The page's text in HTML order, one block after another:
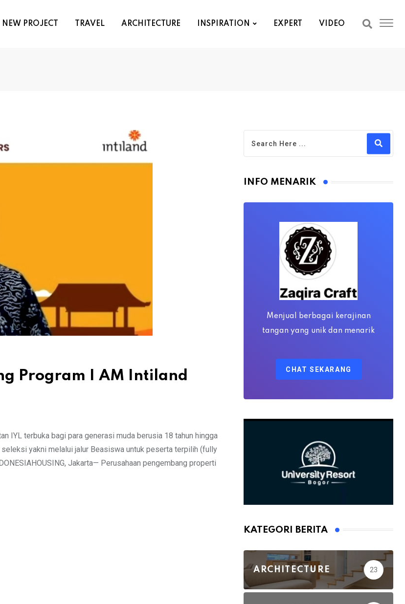
NEW PROJECT TRAVEL ARCHITECTURE INSPIRATION EXPERT VIDEO
Program I AM Intiland
IYL terbuka bagi para generasi muda berusia 18 tahun hingga
yakni melalui jalur Beasiswa untuk peserta terpilih (fully
Jakarta— Perusahaan pengembang properti
INFO MENARIK
Menjual berbagai kerajinan
tangan yang unik dan menarik
CHAT SEKARANG
KATEGORI BERITA
ARCHITECTURE 23